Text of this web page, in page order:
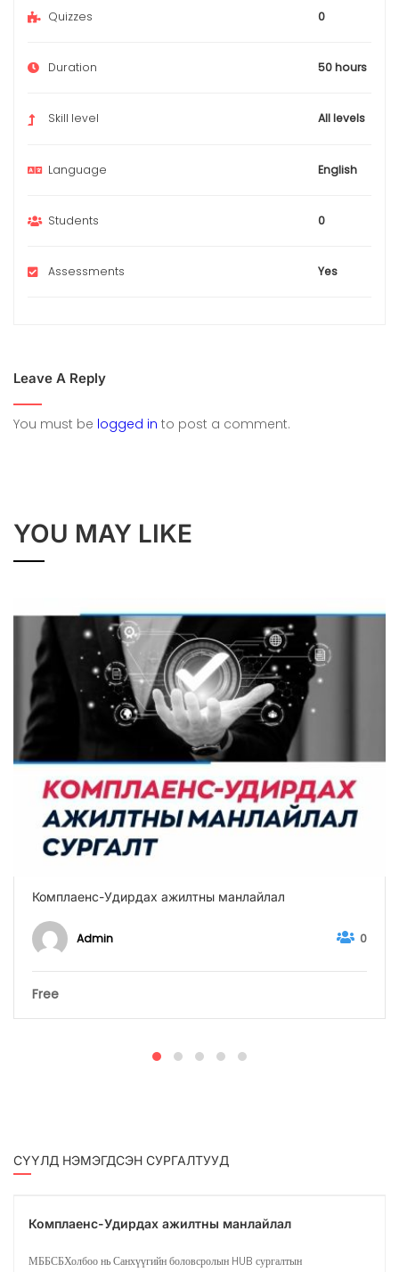
Quizzes 0
Duration 50 hours
Skill level All levels
Language English
Students 0
Assessments Yes
Leave A Reply
You must be logged in to post a comment.
YOU MAY LIKE
Комплаенс-Удирдах ажилтны манлайлал
Admin 0
Free
СҮҮЛД НЭМЭГДСЭН СУРГАЛТУУД
Комплаенс-Удирдах ажилтны манлайлал
МББСБХолбоо нь Санхүүгийн боловсролын HUB сургалтын